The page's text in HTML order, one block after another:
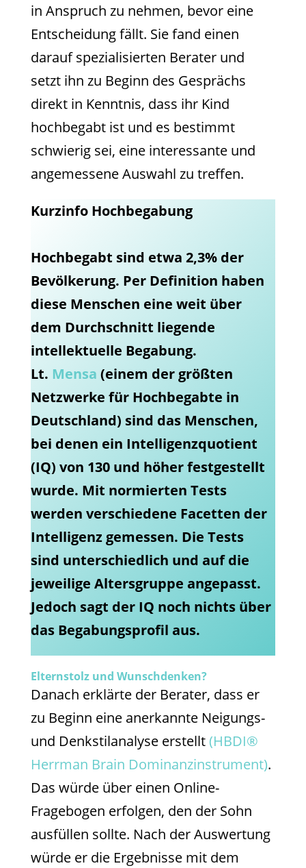
in Anspruch zu nehmen, bevor eine
Entscheidung fällt. Sie fand einen
darauf spezialisierten Berater und
setzt ihn zu Beginn des Gesprächs
direkt in Kenntnis, dass ihr Kind
hochbegabt ist und es bestimmt
schwierig sei, eine interessante und
angemessene Auswahl zu treffen.
Kurzinfo Hochbegabung
Hochbegabt sind etwa 2,3% der
Bevölkerung. Per Definition haben
diese Menschen eine weit über
dem Durchschnitt liegende
intellektuelle Begabung.
Lt. Mensa (einem der größten
Netzwerke für Hochbegabte in
Deutschland) sind das Menschen,
bei denen ein Intelligenzquotient
(IQ) von 130 und höher festgestellt
wurde. Mit normierten Tests
werden verschiedene Facetten der
Intelligenz gemessen. Die Tests
sind unterschiedlich und auf die
jeweilige Altersgruppe angepasst.
Jedoch sagt der IQ noch nichts über
das Begabungsprofil aus.
Elternstolz und Wunschdenken?
Danach erklärte der Berater, dass er
zu Beginn eine anerkannte Neigungs-
und Denkstilanalyse erstellt(HBDI®
Herrman Brain Dominanzinstrument).
Das würde über einen Online-
Fragebogen erfolgen, den der Sohn
ausfüllen sollte. Nach der Auswertung
würde er die Ergebnisse mit dem